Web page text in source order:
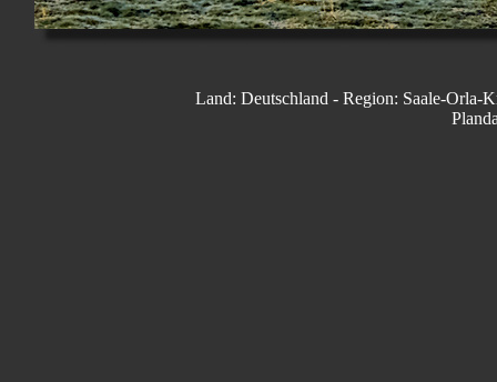
Land: Deutschland - Region: Saale-Orla-